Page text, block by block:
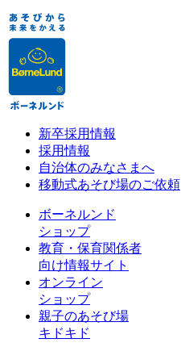
新卒採用情報
採用情報
自治体のみなさまへ
移動式あそび場のご依頼
ボーネルンド
ショップ
教育・保育関係者
向け情報サイト
オンライン
ショップ
親子のあそび場
キドキド